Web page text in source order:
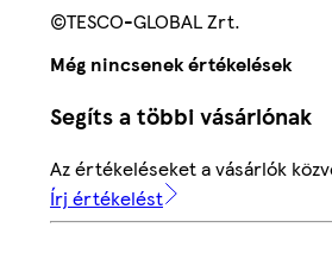
©TESCO-GLOBAL Zrt.
Még nincsenek értékelések
Segíts a többi vásárlónak
Az értékeléseket a vásárlók
Írj értékelést